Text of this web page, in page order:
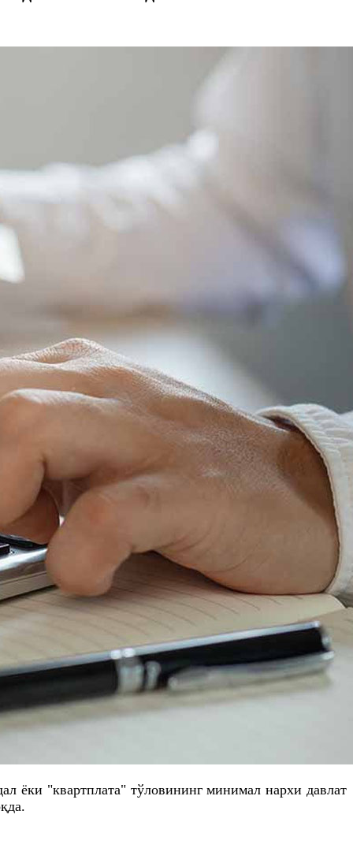
ёки "квартплата" тўловининг минимал нархи давлат